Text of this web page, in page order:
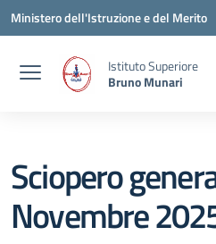
Vai ai contenuti
Vai al menu di navigazione
Vai al footer
Ministero dell'Istruzione e del Merito
Istituto Superiore
Bruno Munari
Sciopero
Novembre